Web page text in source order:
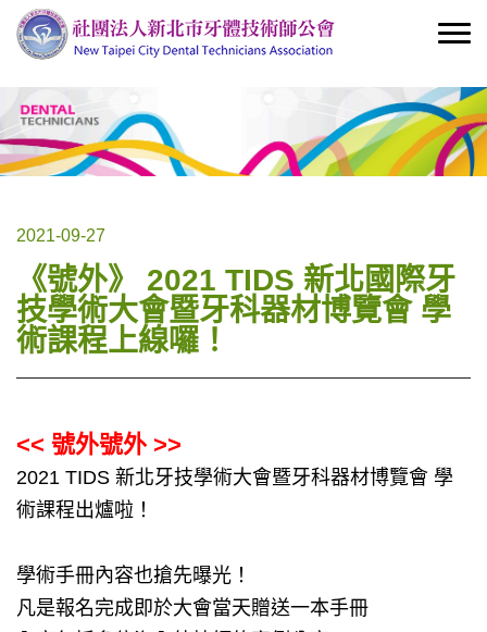
2021-09-27
《號外》 2021 TIDS 新北國際牙
技學術大會暨牙科器材博覽會 學
術課程上線囉！
<< 號外號外 >>
2021 TIDS 新北牙技學術大會暨牙科器材博覽會 學
術課程出爐啦！
學術手冊內容也搶先曝光！
凡是報名完成即於大會當天贈送一本手冊